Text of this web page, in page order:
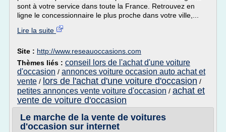
sont à votre service dans toute la France. Retrouvez en
ligne le concessionnaire le plus proche dans votre ville,...
Lire la suite
Site : http://www.reseauoccasions.com
Thèmes liés : conseil lors de l'achat d'une voiture
d'occasion / annonces voiture occasion auto achat et
vente / lors de l'achat d'une voiture d'occasion /
petites annonces vente voiture d'occasion / achat et
vente de voiture d'occasion
Le marche de la vente de voitures
d'occasion sur internet